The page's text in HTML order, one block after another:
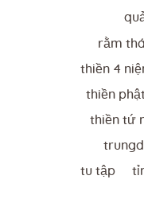
rằm
thiền 4
thiền
thiền tứ
tu tập